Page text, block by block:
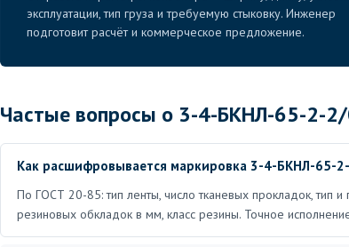
эксплуатации, тип груза и требуемую стыковку. Инженер
подготовит расчёт и коммерческое предложение.
Частые вопросы о 3-4-БКНЛ-65-2-
Как расшифровывается маркировка 3-4-БКНЛ-65-
По ГОСТ 20-85: тип ленты, число тканевых прокладок, тип
резиновых обкладок в мм, класс резины. Точное